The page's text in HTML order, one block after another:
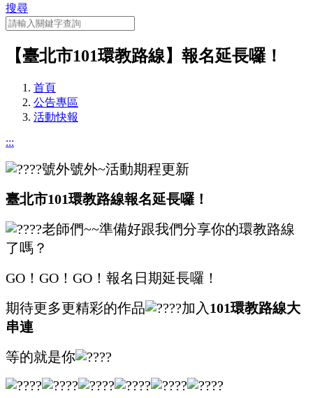
搜尋
【臺北市101環教路線】報名延長囉！
首頁
公告專區
活動快報
:::
號外號外~活動期程更新
臺北市101環教路線報名延長囉！
老師們~~準備好跟我們分享你的環教路線
了嗎？
GO！GO！GO！報名日期延長囉！
期待更多更精彩的作品
加入 101環教路線大
串連
等的就是你